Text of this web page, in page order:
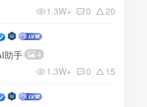
1.3W+ 0 20
助手 4
1.3W+ 0 15